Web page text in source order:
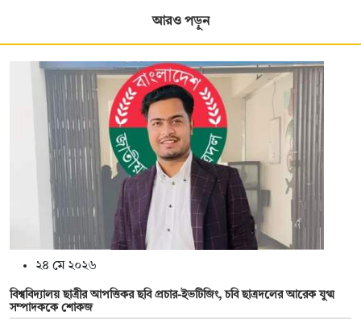
আরও পড়ুন
২৪ মে ২০২৬
বিশ্ববিদ্যালয় ছাত্রীর আপত্তিকর ছবি প্রচার-ইভটিজিং, চবি ছাত্রদলের আরেক যুগ্ম
সম্পাদককে শোকজ